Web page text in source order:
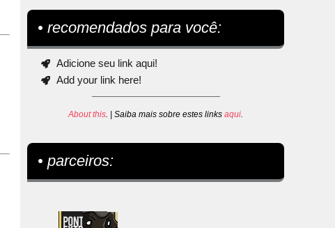
• recomendados para você:
Adicione seu link aqui!
Add your link here!
About this. | Saiba mais sobre estes linksaqui.
• parceiros: